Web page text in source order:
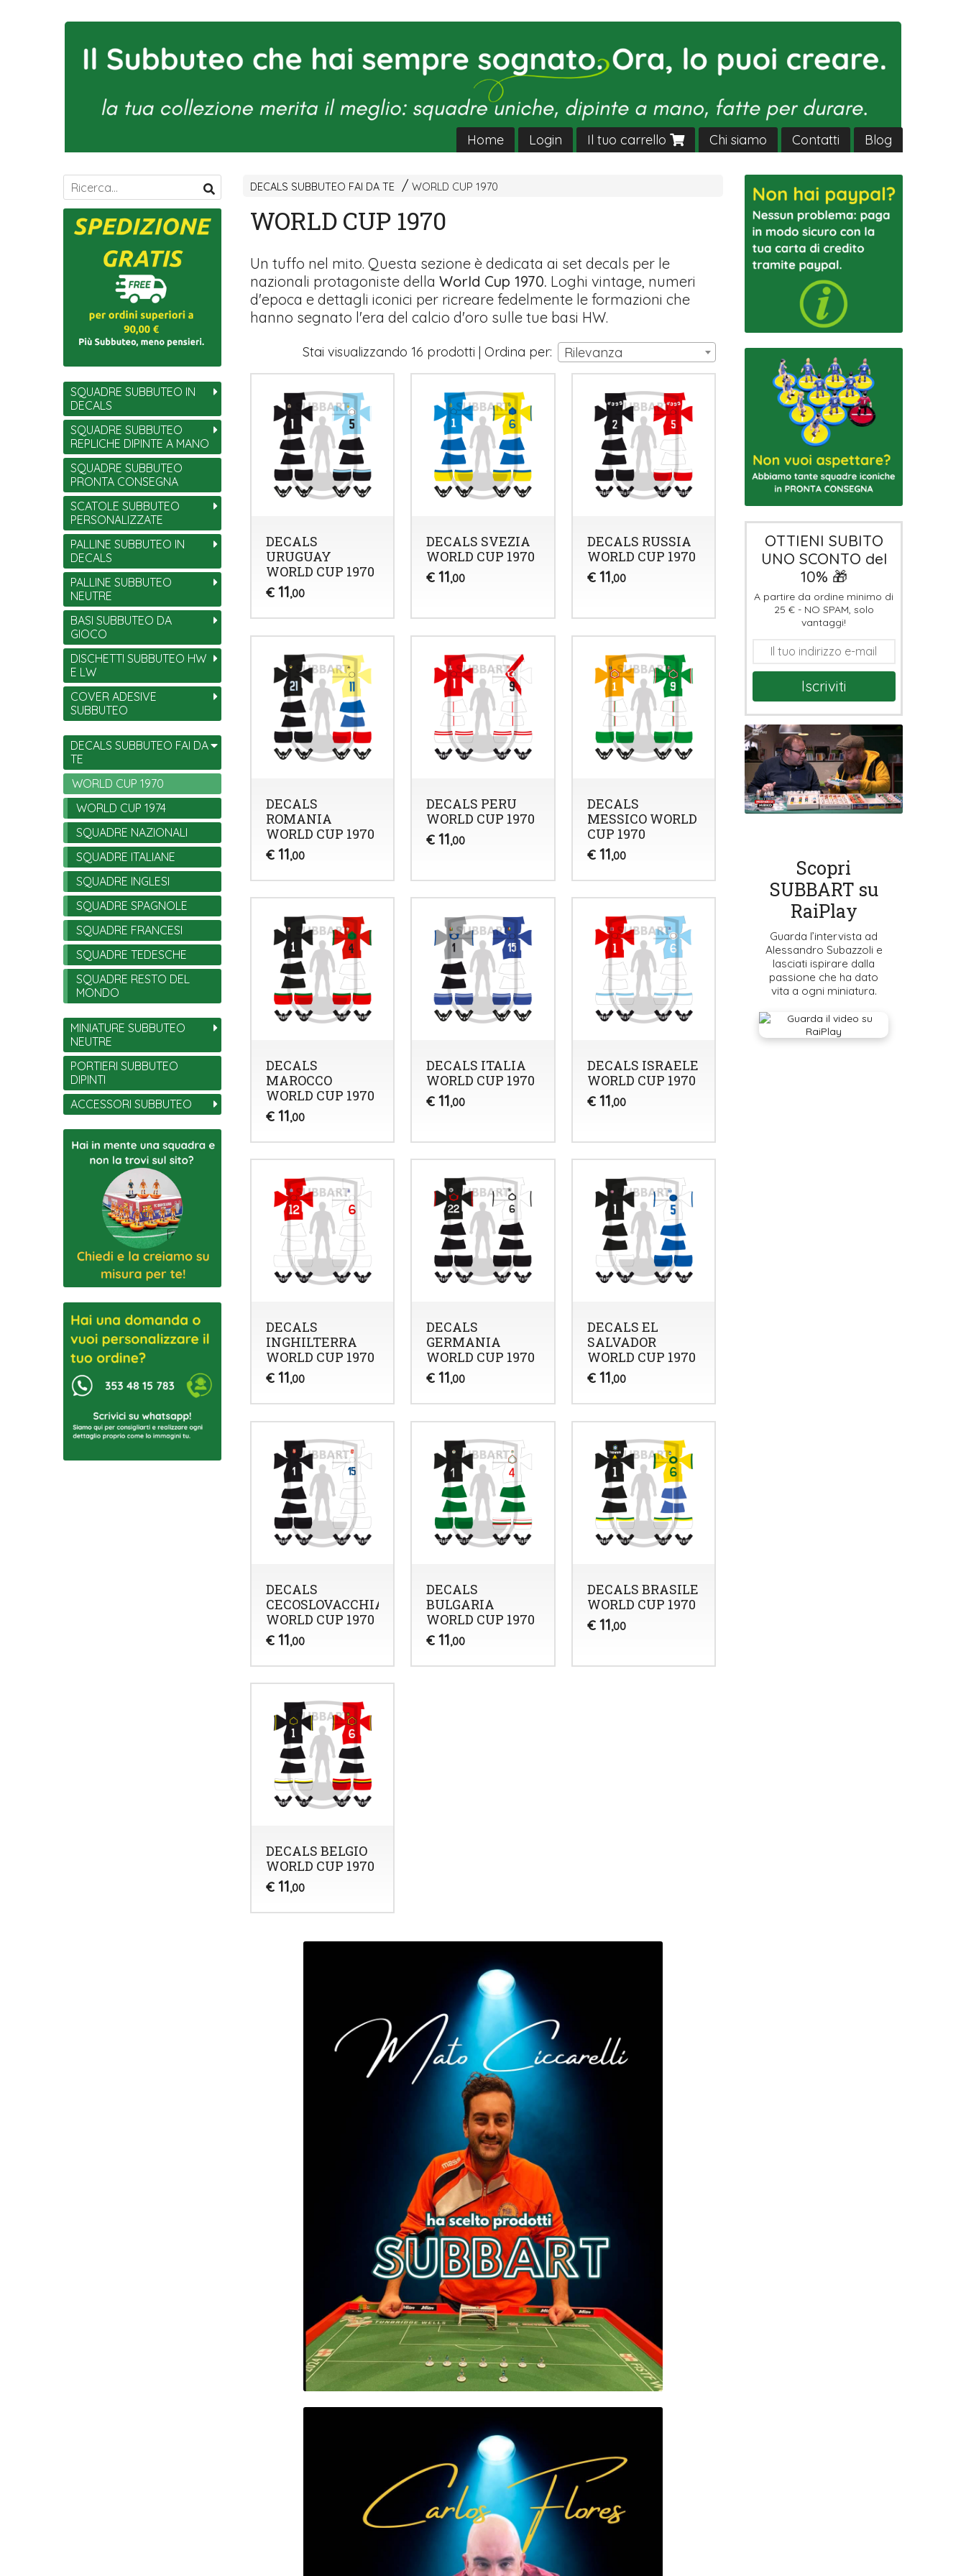
Home Login Il tuo carrello Chi siamo Contatti Blog
DECALS SUBBUTEO FAI DA TE WORLD CUP 1970
WORLD CUP 1970
Un tuffo nel mito. Questa sezione è dedicata ai set decals per le
nazionali protagoniste della World Cup 1970. Loghi vintage, numeri
d'epoca e dettagli iconici per ricreare fedelmente le formazioni che
hanno segnato l'era del calcio d'oro sulle tue basi HW.
Stai visualizzando 16 prodotti | Ordina per: Rilevanza
DECALS
URUGUAY
WORLD CUP 1970
€ 11,00
DECALS SVEZIA
WORLD CUP 1970
€ 11,00
DECALS RUSSIA
WORLD CUP 1970
€ 11,00
DECALS
ROMANIA
WORLD CUP 1970
€ 11,00
DECALS PERU
WORLD CUP 1970
€ 11,00
DECALS
MESSICO WORLD
CUP 1970
€ 11,00
DECALS
MAROCCO
WORLD CUP 1970
€ 11,00
DECALS ITALIA
WORLD CUP 1970
€ 11,00
DECALS ISRAELE
WORLD CUP 1970
€ 11,00
DECALS
INGHILTERRA
WORLD CUP 1970
€ 11,00
DECALS
GERMANIA
WORLD CUP 1970
€ 11,00
DECALS EL
SALVADOR
WORLD CUP 1970
€ 11,00
DECALS
CECOSLOVACCHIA
WORLD CUP 1970
€ 11,00
DECALS
BULGARIA
WORLD CUP 1970
€ 11,00
DECALS BRASILE
WORLD CUP 1970
€ 11,00
DECALS BELGIO
WORLD CUP 1970
€ 11,00
SQUADRE SUBBUTEO IN
DECALS
SQUADRE SUBBUTEO
REPLICHE DIPINTE A MANO
SQUADRE SUBBUTEO
PRONTA CONSEGNA
SCATOLE SUBBUTEO
PERSONALIZZATE
PALLINE SUBBUTEO IN
DECALS
PALLINE SUBBUTEO
NEUTRE
BASI SUBBUTEO DA
GIOCO
DISCHETTI SUBBUTEO HW
E LW
COVER ADESIVE
SUBBUTEO
DECALS SUBBUTEO FAI DA
TE
WORLD CUP 1970
WORLD CUP 1974
SQUADRE NAZIONALI
SQUADRE ITALIANE
SQUADRE INGLESI
SQUADRE SPAGNOLE
SQUADRE FRANCESI
SQUADRE TEDESCHE
SQUADRE RESTO DEL
MONDO
MINIATURE SUBBUTEO
NEUTRE
PORTIERI SUBBUTEO
DIPINTI
ACCESSORI SUBBUTEO
OTTIENI SUBITO
UNO SCONTO del
10% 🎁
A partire da ordine minimo di
25 € - NO SPAM, solo
vantaggi!
Iscriviti
Scopri
SUBBART su
RaiPlay
Guarda l’intervista ad
Alessandro Subazzoli e
lasciati ispirare dalla
passione che ha dato
vita a ogni miniatura.